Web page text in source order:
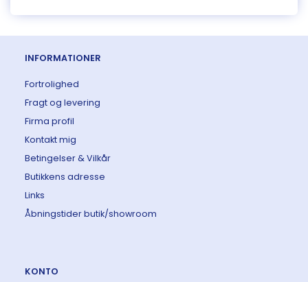
INFORMATIONER
Fortrolighed
Fragt og levering
Firma profil
Kontakt mig
Betingelser & Vilkår
Butikkens adresse
Links
Åbningstider butik/showroom
KONTO